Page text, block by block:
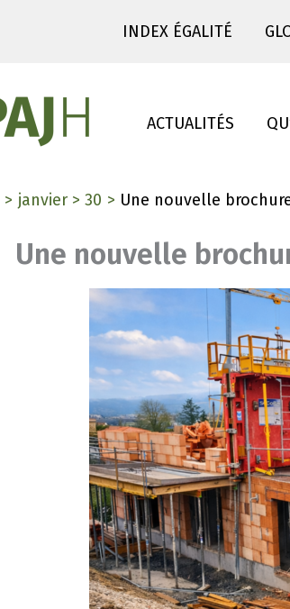
INDEX ÉGALITÉ
ACTUALITÉS
janvier 30 Une nouvelle
Une nouvelle